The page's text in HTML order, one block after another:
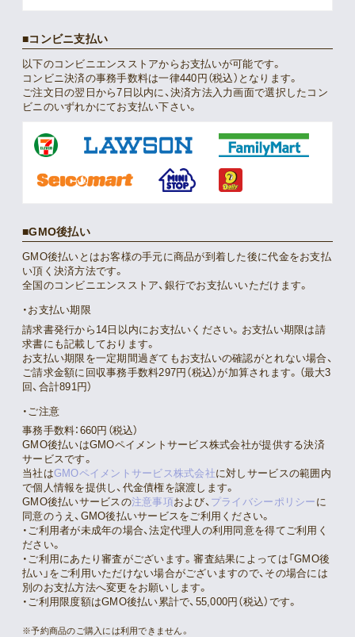
コンビニ支払い
以下のコンビニエンスストアからお支払いが可能です。
コンビニ決済の事務手数料は一律440円（税込）となります。
ご注文日の翌日から7日以内に、決済方法入力画面で選択したコン
ビニのいずれかにてお支払い下さい。
GMO後払い
GMO後払いとはお客様の手元に商品が到着した後に代金をお支払
い頂く決済方法です。
全国のコンビニエンスストア、銀行でお支払いいただけます。
お支払い期限
請求書発行から14日以内にお支払いください。お支払い期限は請
求書にも記載しております。
お支払い期限を一定期間過ぎてもお支払いの確認がとれない場合、
ご請求金額に回収事務手数料297円（税込）が加算されます。（最大3
回、合計891円）
ご注意
事務手数料：660円（税込）
GMO後払いはGMOペイメントサービス株式会社が提供する決済
サービスです。
当社はGMOペイメントサービス株式会社に対しサービスの範囲内
で個人情報を提供し、代金債権を譲渡します。
GMO後払いサービスの注意事項および、 プライバシーポリシー に
同意のうえ、GMO後払いサービスをご利用ください。
・ご利用者が未成年の場合、法定代理人の利用同意を得てご利用く
ださい。
・ご利用にあたり審査がございます。審査結果によっては「GMO後
払い」をご利用いただけない場合がございますので、その場合には
別のお支払方法へ変更をお願いします。
・ご利用限度額はGMO後払い累計で、55,000円（税込）です。
※予約商品のご購入には利用できません。